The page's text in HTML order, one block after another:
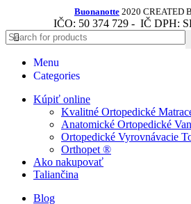
Buonanotte 2020 CREATED
IČO: 50 374 729 - IČ DPH:
Menu
Categories
Kúpiť online
Kvalitné Ortopedické
Anatomické Ortopedické
Ortopedické Vyrovnávacie
Orthopet ®
Ako nakupovať
Taliančina
Blog